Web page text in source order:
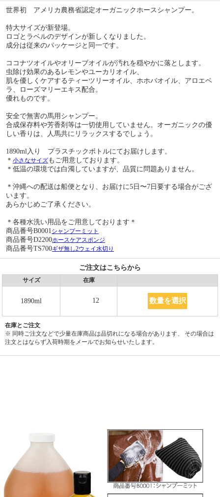
世界初 アメリカ農務省認定オーガニックホースシャンプー。
特大サイズが新登場。
ロゴとラベルのデザインが新しくなりました。
成分は従来のパッケージと同一です。
ココナツオイルやオリーブオイルが汚れを穏やかに落とします。
虫除け効果のあるレモンやユーカリオイル、
肌を優しくケアするティーツリーオイル、ホホバオイル、アロエベ
ラ、ローズマリーエキス配合。
優れものです。
安全で無害の馬用シャンプー。
合成保存料や芳香剤等は一切使用していません。オーガニックの優
しい香りは、人馬共にリラックスするでしょう。
1890ml入り プラスチックボトルにてお届けします。
＊ 小さなサイズもご用意しております。
＊低温の環境では白濁していますが、品質に問題ありません。
＊沖縄への配送は船便となり、お届けに5日〜7日要する場合がござ
います。
あらかじめご了承ください。
＊各種水洗い用品をご用意しております＊
商品番号B0001シャンプーミット
商品番号D2200ホースケアスポンジ
商品番号TS700ギザ無し2ウェイ水切り
ご注文はこちらから
サイズ 在庫
1890ml 12 数量を選択
在庫とご注文
※ 同時ご注文などで少量在庫商品は品切れになる場合があります、 その場合は
注文とはならず入荷時期をメールでお知らせいたします。